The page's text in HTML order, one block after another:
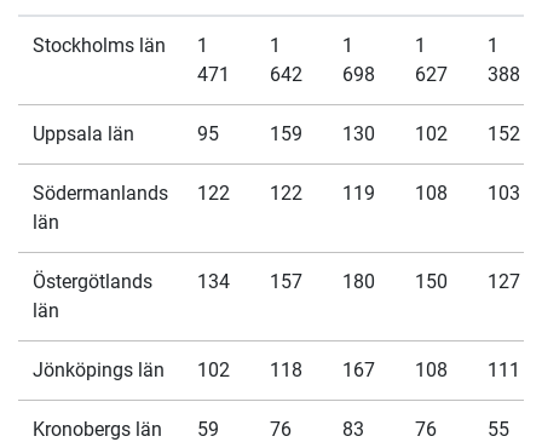
Stockholms län
1
471
1
642
1
698
1
627
1
388
Uppsala län 95 159 130 102 152
Södermanlands
län
122 122 119 108 103
Östergötlands
län
134 157 180 150 127
Jönköpings län 102 118 167 108 111
Kronobergs län 59 76 83 76 55